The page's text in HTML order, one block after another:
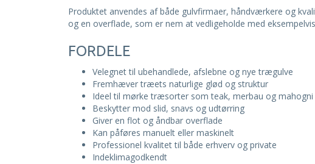
Produktet anvendes af både gulvfirmaer, håndværkere og
og en overflade, som er nem at vedligeholde med
FORDELE
Velegnet til ubehandlede, afslebne og nye trægulve
Fremhæver træets naturlige glød og struktur
Ideel til mørke træsorter som teak, merbau og mahogni
Beskytter mod slid, snavs og udtørring
Giver en flot og åndbar overflade
Kan påføres manuelt eller maskinelt
Professionel kvalitet til både erhverv og private
Indeklimagodkendt